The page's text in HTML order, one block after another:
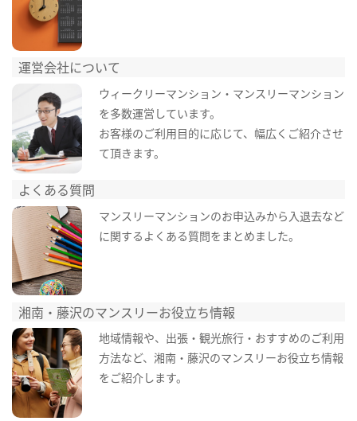
運営会社について
ウィークリーマンション・マンスリーマンション
を多数運営しています。
お客様のご利用目的に応じて、幅広くご紹介させ
て頂きます。
よくある質問
マンスリーマンションのお申込みから入退去など
に関するよくある質問をまとめました。
湘南・藤沢のマンスリーお役立ち情報
地域情報や、出張・観光旅行・おすすめのご利用
方法など、湘南・藤沢のマンスリーお役立ち情報
をご紹介します。